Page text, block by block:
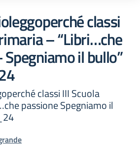
classi
– “Libri…che
il bullo”
classi III Scuola
passione Spegniamo il